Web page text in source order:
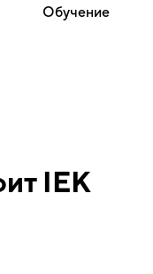
Обучение
IEK